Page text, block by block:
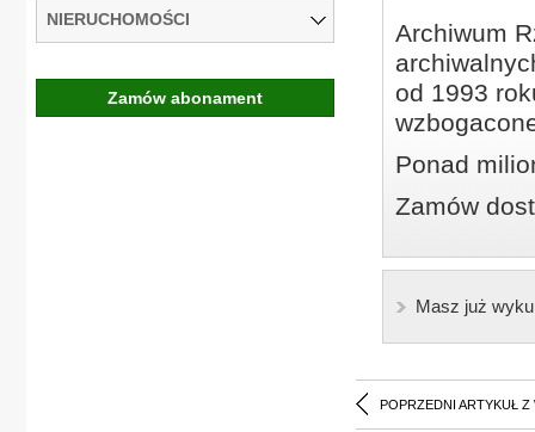
Archiwum
od 1993
Ponad
Zamów
Masz już
POPRZEDNI ARTYKUŁ Z
NIERUCHOMOŚCI
Zamów abonament